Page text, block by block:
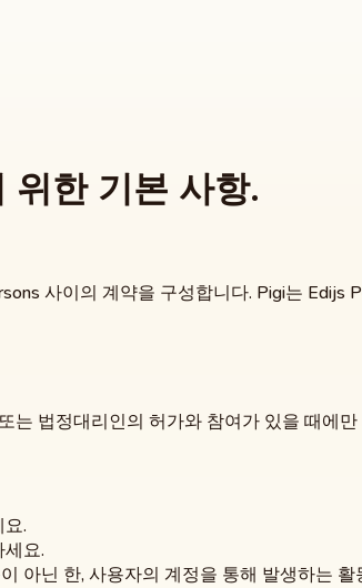
한 기본 사항.
사이의 계약을 구성합니다. Pigi는
법정대리인의 허가와 참여가 있을 때에
.
요.
아닌 한, 사용자의 계정을 통해 발생하는